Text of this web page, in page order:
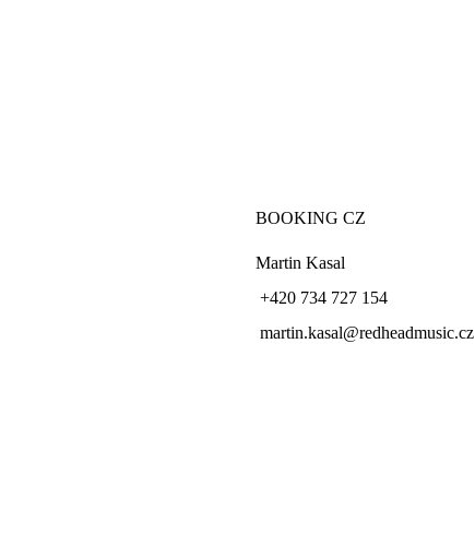
BOOKING CZ
Martin Kasal
+420 734 727 154
martin.kasal@redheadmusic.cz